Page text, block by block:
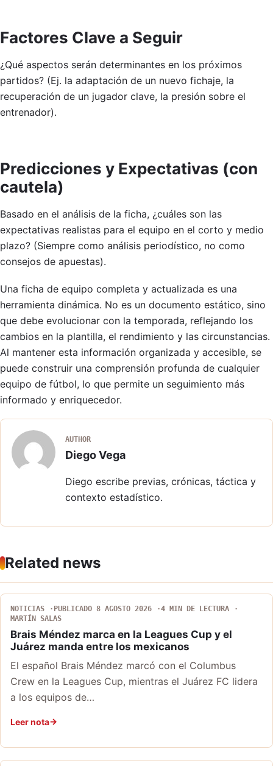
Factores Clave a Seguir
¿Qué aspectos serán determinantes en los próximos
partidos? (Ej. la adaptación de un nuevo fichaje, la
recuperación de un jugador clave, la presión sobre el
entrenador).
Predicciones y Expectativas (con
cautela)
Basado en el análisis de la ficha, ¿cuáles son las
expectativas realistas para el equipo en el corto y medio
plazo? (Siempre como análisis periodístico, no como
consejos de apuestas).
Una ficha de equipo completa y actualizada es una
herramienta dinámica. No es un documento estático, sino
que debe evolucionar con la temporada, reflejando los
cambios en la plantilla, el rendimiento y las circunstancias.
Al mantener esta información organizada y accesible, se
puede construir una comprensión profunda de cualquier
equipo de fútbol, lo que permite un seguimiento más
informado y enriquecedor.
AUTHOR
Diego Vega
Diego escribe previas, crónicas, táctica y
contexto estadístico.
Related news
NOTICIAS PUBLICADO 8 AGOSTO 2026
4 MIN DE LECTURA
MARTÍN SALAS
Brais Méndez marca en la Leagues Cup y el
Juárez manda entre los mexicanos
El español Brais Méndez marcó con el Columbus
Crew en la Leagues Cup, mientras el Juárez FC lidera
a los equipos de…
Leer nota